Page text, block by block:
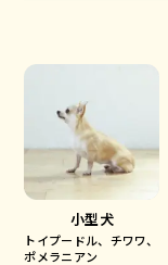
小型犬
トイプードル、チワワ、
ポメラニアン